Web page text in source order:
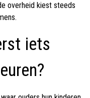
overheid kiest steeds
iets